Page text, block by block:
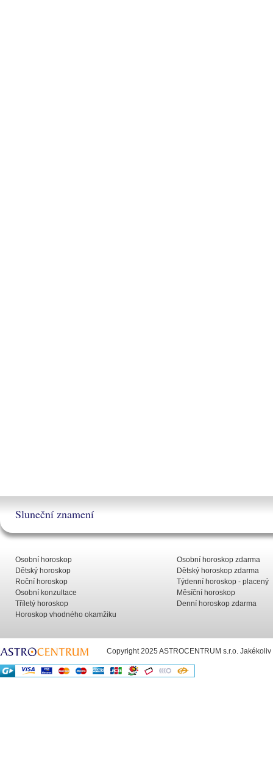
Sluneční znamení
Osobní horoskop
Dětský horoskop
Roční horoskop
Osobní konzultace
Tříletý horoskop
Horoskop vhodného okamžiku
Osobní horoskop zdarma
Dětský horoskop zdarma
Týdenní horoskop - placený
Měsíční horoskop
Denní horoskop zdarma
Copyright 2025 ASTROCENTRUM s.r.o.